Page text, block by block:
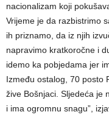
nacionalizam koji
Vrijeme je da razbistrimo
ih priznamo, da iz njih
napravimo kratkoročne i
idemo ka pobjedama jer
Između ostalog, 70 posto
žive Bošnjaci. Sljedeća je
i ima ogromnu snagu”,